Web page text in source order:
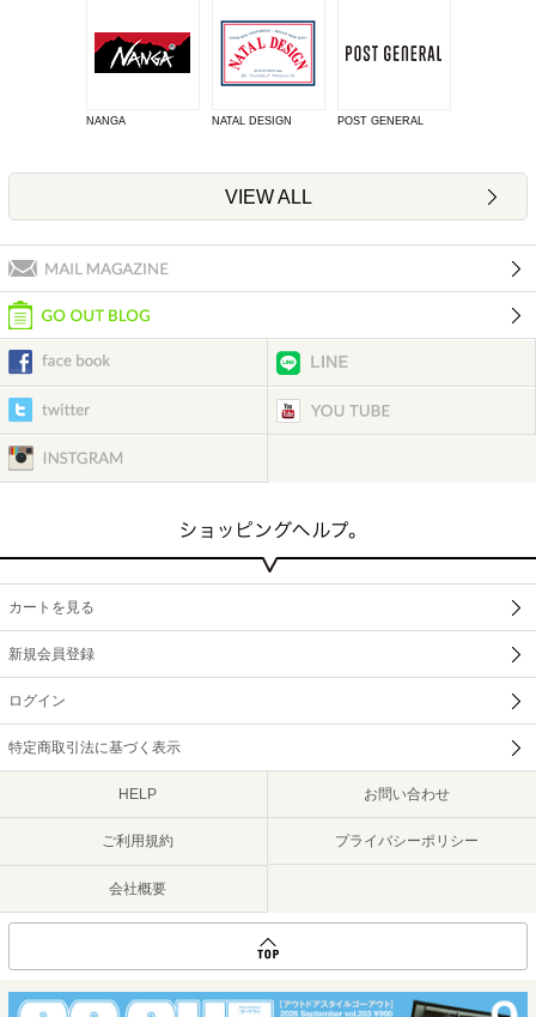
NANGA NATAL DESIGN POST GENERAL
VIEW ALL
カートを見る
新規会員登録
ログイン
特定商取引法に基づく表示
HELP お問い合わせ
ご利用規約 プライバシーポリシー
会社概要